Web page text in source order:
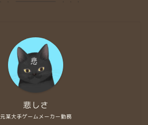
元某大手ゲームメーカー勤務
悲しさ